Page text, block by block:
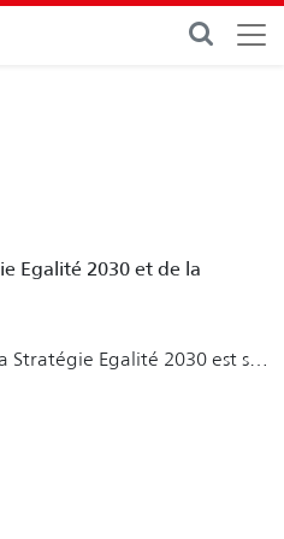
Egalité 2030 et de la
Stratégie Egalité 2030 est sa
Egalité 2030 du Conseil